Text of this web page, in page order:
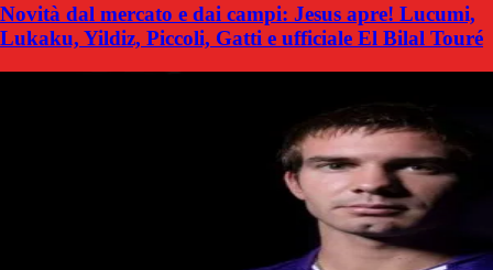
Novità dal mercato e dai campi: Jesus apre! Lucumi,
Lukaku, Yildiz, Piccoli, Gatti e ufficiale El Bilal Touré